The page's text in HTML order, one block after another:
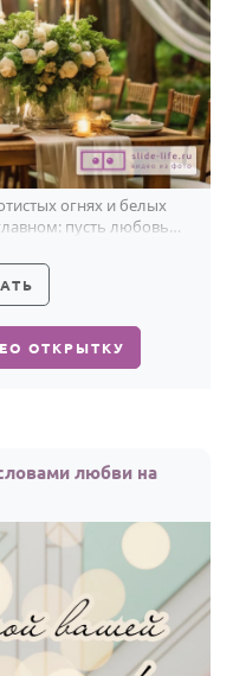
огнях и белых
пусть любовь
ОТКРЫТКУ
любви на